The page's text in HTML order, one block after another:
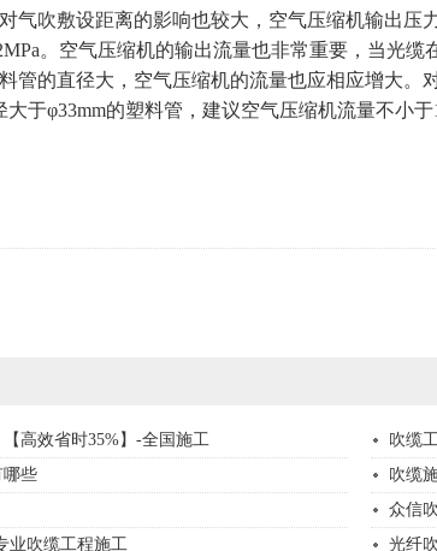
吹敷设距离的影响也较大，空气压缩机输出压
。空气压缩机的输出流量也非常重要，当光
管的直径大，空气压缩机的流量也应相应增大。
于φ33mm的塑料管，建议空气压缩机流量不小于
高效省时35%】-全国施工
吹缆
哪些
吹缆
众信
业吹缆工程施工
光纤